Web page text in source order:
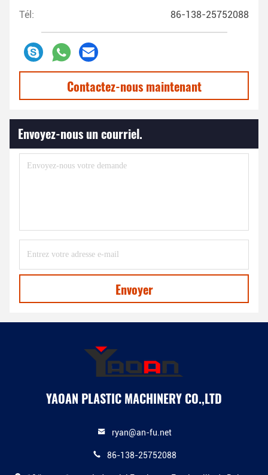
Tél: 86-138-25752088
Contactez-nous maintenant
Envoyez-nous un courriel.
Envoyer
YAOAN PLASTIC MACHINERY CO.,LTD
ryan@an-fu.net
86-138-25752088